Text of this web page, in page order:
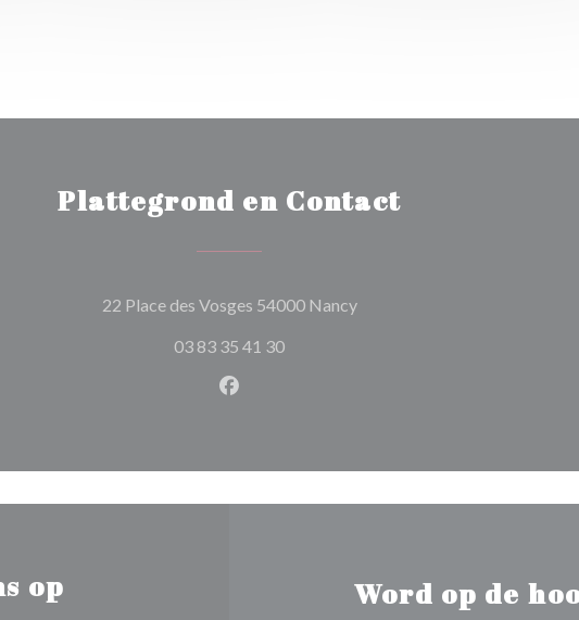
Plattegrond en Contact
22 Place des Vosges 54000 Nancy((opent in een nieuw venster))
03 83 35 41 30
Facebook ((opent in een nieuw venster))
op Word op de